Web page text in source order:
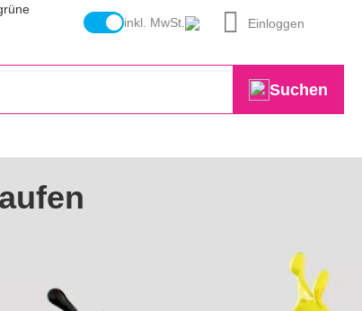
inkl. MwSt. Einloggen
Suchen